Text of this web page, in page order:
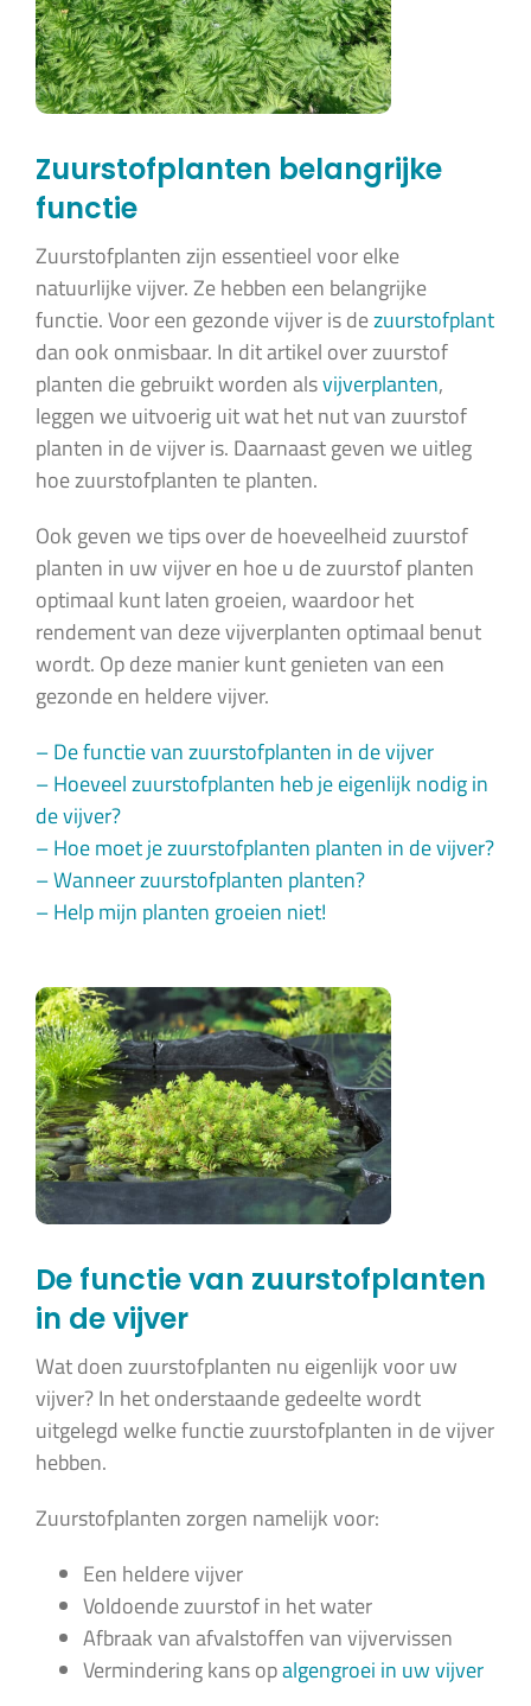
Zuurstofplanten belangrijke
functie
Zuurstofplanten zijn essentieel voor elke
natuurlijke vijver. Ze hebben een belangrijke
functie. Voor een gezonde vijver is dezuurstofplant
dan ook onmisbaar. In dit artikel over zuurstof
planten die gebruikt worden alsvijverplanten,
leggen we uitvoerig uit wat het nut van zuurstof
planten in de vijver is. Daarnaast geven we uitleg
hoe zuurstofplanten te planten.
Ook geven we tips over de hoeveelheid zuurstof
planten in uw vijver en hoe u de zuurstof planten
optimaal kunt laten groeien, waardoor het
rendement van deze vijverplanten optimaal benut
wordt. Op deze manier kunt genieten van een
gezonde en heldere vijver.
– De functie van zuurstofplanten in de vijver
– Hoeveel zuurstofplanten heb je eigenlijk nodig in
de vijver?
– Hoe moet je zuurstofplanten planten in de vijver?
– Wanneer zuurstofplanten planten?
– Help mijn planten groeien niet!
De functie van zuurstofplanten
in de vijver
Wat doen zuurstofplanten nu eigenlijk voor uw
vijver? In het onderstaande gedeelte wordt
uitgelegd welke functie zuurstofplanten in de vijver
hebben.
Zuurstofplanten zorgen namelijk voor:
Een heldere vijver
Voldoende zuurstof in het water
Afbraak van afvalstoffen van vijvervissen
Vermindering kans opalgengroei in uw vijver